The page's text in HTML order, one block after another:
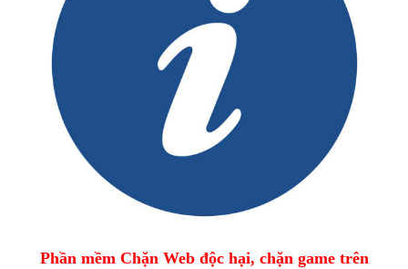
Phần mềm Chặn Web độc hại, chặn game trên